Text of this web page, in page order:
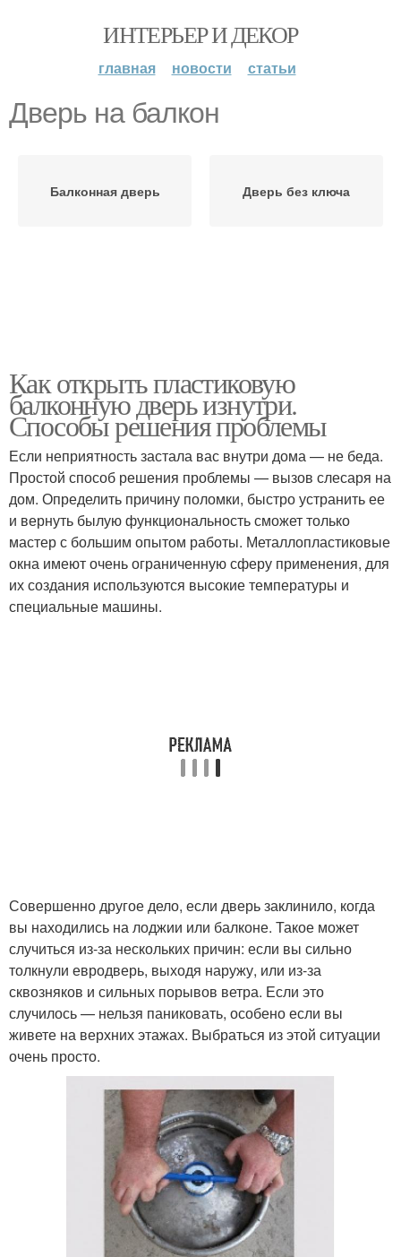
ИНТЕРЬЕР И ДЕКОР
главная новости статьи
Дверь на балкон
Балконная дверь Дверь без ключа
Как открыть пластиковую
балконную дверь изнутри.
Способы решения проблемы
Если неприятность застала вас внутри дома — не беда.
Простой способ решения проблемы — вызов слесаря на
дом. Определить причину поломки, быстро устранить ее
и вернуть былую функциональность сможет только
мастер с большим опытом работы. Металлопластиковые
окна имеют очень ограниченную сферу применения, для
их создания используются высокие температуры и
специальные машины.
Совершенно другое дело, если дверь заклинило, когда
вы находились на лоджии или балконе. Такое может
случиться из-за нескольких причин: если вы сильно
толкнули евродверь, выходя наружу, или из-за
сквозняков и сильных порывов ветра. Если это
случилось — нельзя паниковать, особено если вы
живете на верхних этажах. Выбраться из этой ситуации
очень просто.